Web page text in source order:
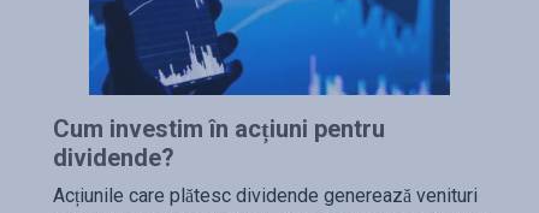
Cum investim în acțiuni pentru
dividende?
Acțiunile care plătesc dividende generează venituri